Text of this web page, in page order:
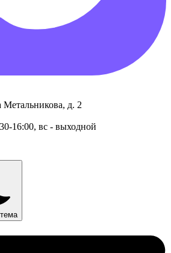
Метальникова, д. 2
16:00, вс - выходной